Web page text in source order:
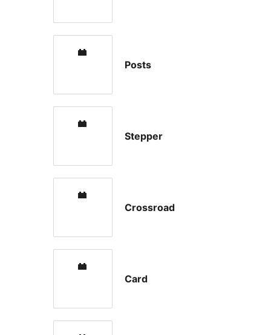
Posts
Stepper
Crossroad
Card